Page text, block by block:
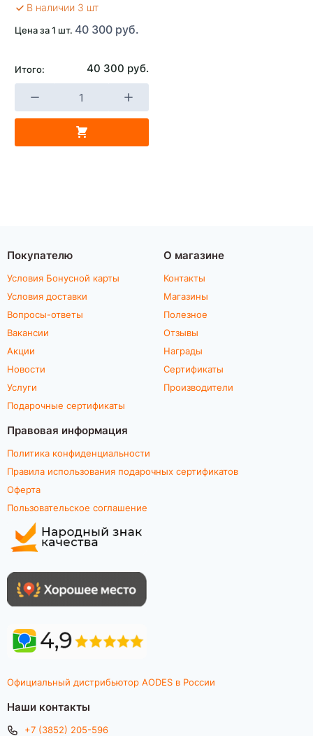
В наличии 3 шт
Цена за 1 шт. 40 300 руб.
Итого: 40 300 руб.
Покупателю
Условия Бонусной карты
Условия доставки
Вопросы-ответы
Вакансии
Акции
Новости
Услуги
Подарочные сертификаты
О магазине
Контакты
Магазины
Полезное
Отзывы
Награды
Сертификаты
Производители
Правовая информация
Политика конфиденциальности
Правила использования подарочных сертификатов
Оферта
Пользовательское соглашение
Официальный дистрибьютор AODES в России
Наши контакты
+7 (3852) 205-596